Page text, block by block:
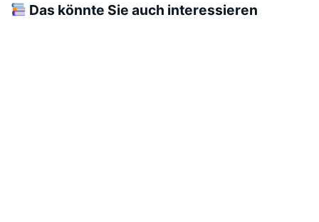
Das könnte Sie auch interessieren